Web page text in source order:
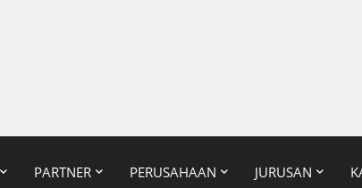
PARTNER PERUSAHAAN JURUSAN